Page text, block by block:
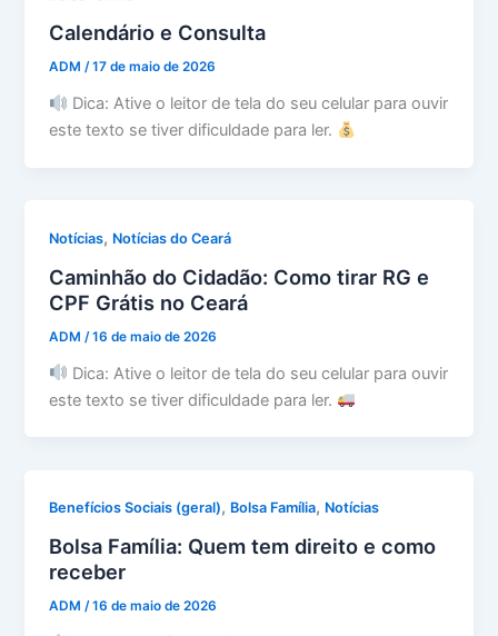
Calendário e Consulta
ADM/17 de maio de 2026
Dica: Ative o leitor de tela do seu celular para ouvir
este texto se tiver dificuldade para ler.
Notícias, Notícias do Ceará
Caminhão do Cidadão: Como tirar RG e
CPF Grátis no Ceará
ADM /16 de maio de 2026
Dica: Ative o leitor de tela do seu celular para ouvir
este texto se tiver dificuldade para ler.
Benefícios Sociais (geral), Bolsa Família, Notícias
Bolsa Família: Quem tem direito e como
receber
ADM/16 de maio de 2026